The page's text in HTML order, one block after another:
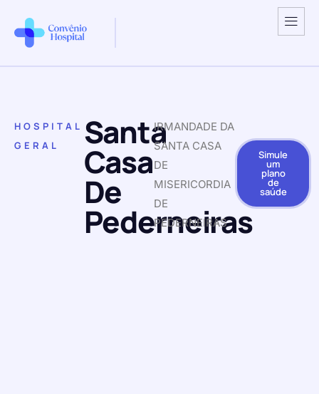
HOSPITAL
GERAL
Santa
Casa
De
Pederneiras
IRMANDADE DA
SANTA CASA
DE
MISERICORDIA
DE
PEDERNEIRAS
Simule
um
plano
de
saúde